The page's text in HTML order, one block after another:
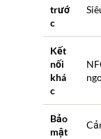
trướ
c
Kết
nối
khá
c
Bảo
mật